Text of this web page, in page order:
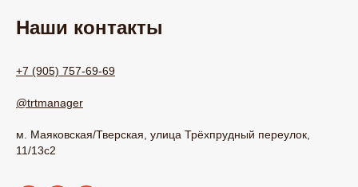
Наши контакты
+7 (905) 757-69-69
@trtmanager
м. Маяковская/Тверская, улица Трёхпрудный переулок,
11/13с2